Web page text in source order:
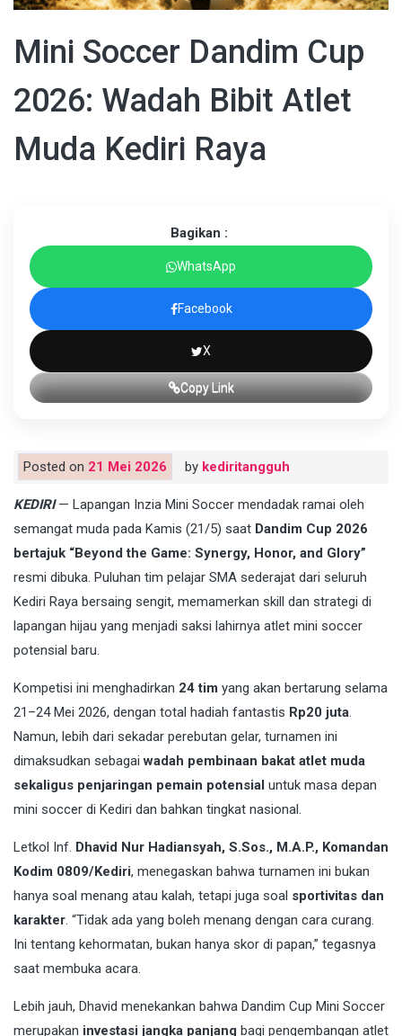
Mini Soccer Dandim Cup
2026: Wadah Bibit Atlet
Muda Kediri Raya
Bagikan :
WhatsApp
Facebook
X
Copy Link
Posted on 21 Mei 2026 by kediritangguh
KEDIRI — Lapangan Inzia Mini Soccer mendadak ramai oleh
semangat muda pada Kamis (21/5) saat Dandim Cup 2026
bertajuk “Beyond the Game: Synergy, Honor, and Glory”
resmi dibuka. Puluhan tim pelajar SMA sederajat dari seluruh
Kediri Raya bersaing sengit, memamerkan skill dan strategi di
lapangan hijau yang menjadi saksi lahirnya atlet mini soccer
potensial baru.
Kompetisi ini menghadirkan 24 tim yang akan bertarung selama
21–24 Mei 2026, dengan total hadiah fantastis Rp20 juta.
Namun, lebih dari sekadar perebutan gelar, turnamen ini
dimaksudkan sebagaiwadah pembinaan bakat atlet muda
sekaligus penjaringan pemain potensial untuk masa depan
mini soccer di Kediri dan bahkan tingkat nasional.
Letkol Inf. Dhavid Nur Hadiansyah, S.Sos., M.A.P., Komandan
Kodim 0809/Kediri, menegaskan bahwa turnamen ini bukan
hanya soal menang atau kalah, tetapi juga soal sportivitas dan
karakter. “Tidak ada yang boleh menang dengan cara curang.
Ini tentang kehormatan, bukan hanya skor di papan,” tegasnya
saat membuka acara.
Lebih jauh, Dhavid menekankan bahwa Dandim Cup Mini Soccer
merupakan investasi jangka panjang bagi pengembangan atlet